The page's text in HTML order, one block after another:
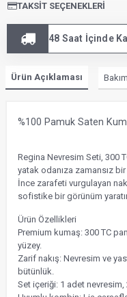
TAKSIT SEÇENEKLERI
48 Saat İçinde
Ürün Açıklaması
%100 Pamuk Saten
Regina Nevresim Seti, 300
yatak odanıza zamansız
İnce zarafeti vurgulayan
sofistike bir görünüm
Ürün Özellikleri
Premium kumaş: 300 TC
yüzey.
Zarif nakış: Nevresim ve
bütünlük.
Set içeriği: 1 adet nevresim,